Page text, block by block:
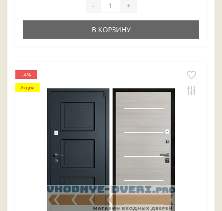
- +
В КОРЗИНУ
-4%
Акция